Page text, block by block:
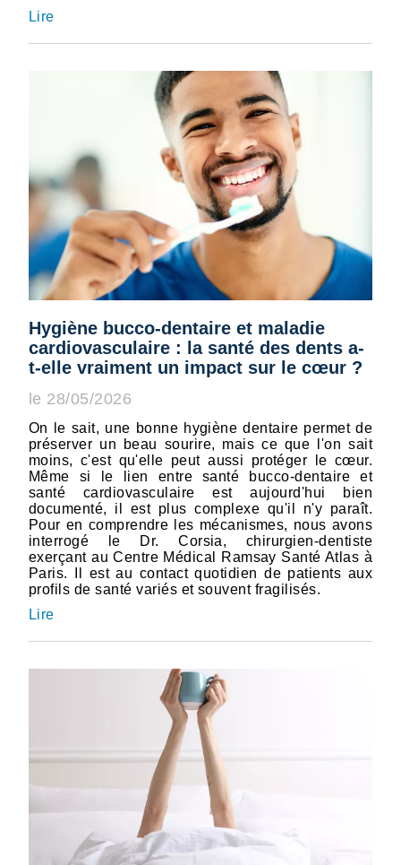
Lire
Hygiène bucco-dentaire et maladie
cardiovasculaire : la santé des dents a-
t-elle vraiment un impact sur le cœur ?
le 28/05/2026
On le sait, une bonne hygiène dentaire permet de
préserver un beau sourire, mais ce que l'on sait
moins, c'est qu'elle peut aussi protéger le cœur.
Même si le lien entre santé bucco-dentaire et
santé cardiovasculaire est aujourd'hui bien
documenté, il est plus complexe qu'il n'y paraît.
Pour en comprendre les mécanismes, nous avons
interrogé le Dr. Corsia, chirurgien-dentiste
exerçant au Centre Médical Ramsay Santé Atlas à
Paris. Il est au contact quotidien de patients aux
profils de santé variés et souvent fragilisés.
Lire